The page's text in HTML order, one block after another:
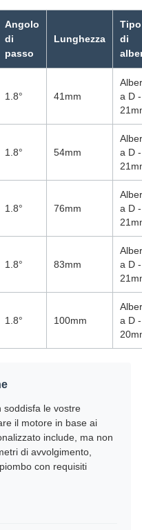
Angolo
di
passo
Lunghezza
Tipo
di
1.8° 41mm
a D -
1.8° 54mm
a D -
1.8° 76mm
a D -
1.8° 83mm
a D -
1.8° 100mm
a D -
soddisfa le vostre
il motore in base ai
include, ma non
di avvolgimento,
con requisiti